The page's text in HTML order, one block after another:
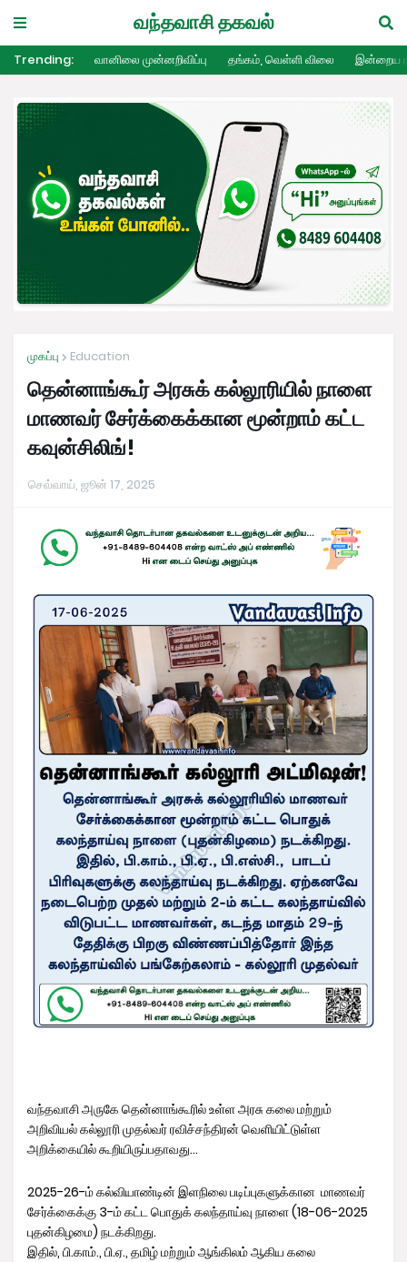
வந்தவாசி தகவல்
Trending: வானிலை முன்னறிவிப்பு தங்கம், வெள்ளி விலை இன்றைய
முகப்பு Education
தென்னாங்கூர் அரசுக் கல்லூரியில் நாளை
மாணவர் சேர்க்கைக்கான மூன்றாம் கட்ட
கவுன்சிலிங்!
செவ்வாய், ஜூன் 17, 2025
வந்தவாசி அருகே தென்னாங்கூரில் உள்ள அரசு கலை மற்றும்
அறிவியல் கல்லூரி முதல்வர் ரவிச்சந்திரன் வெளியிட்டுள்ள
அறிக்கையில் கூறியிருப்பதாவது...
2025-26-ம் கல்வியாண்டின் இளநிலை படிப்புகளுக்கான மாணவர்
சேர்க்கைக்கு 3-ம் கட்ட பொதுக் கலந்தாய்வு நாளை (18-06-2025
புதன்கிழமை) நடக்கிறது.
இதில், பி.காம்., பி.ஏ., தமிழ் மற்றும் ஆங்கிலம் ஆகிய கலை